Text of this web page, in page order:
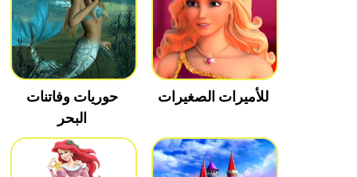
حوريات وفاتنات
البحر
للأميرات الصغيرات